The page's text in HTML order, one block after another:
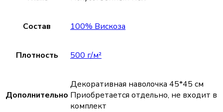
Состав 100% Вискоза
Плотность 500 г/м²
Дополнительно
Декоративная наволочка 45*45 см
Приобретается отдельно, не входит в
комплект